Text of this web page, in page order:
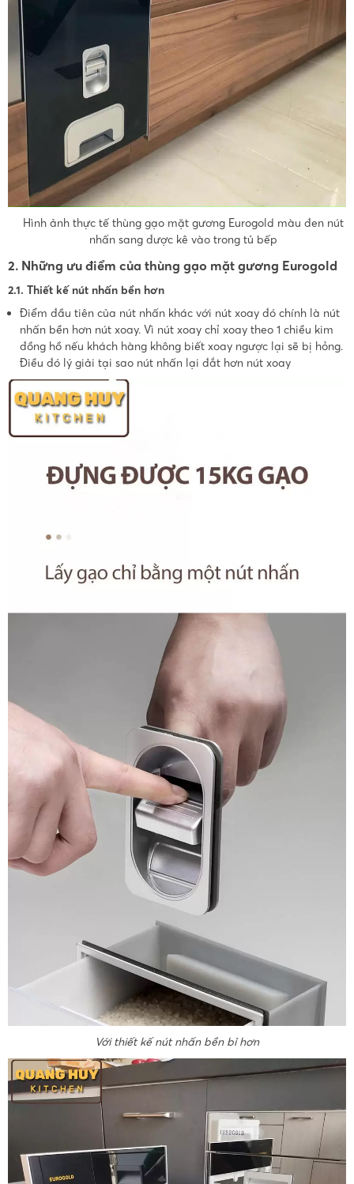
Hình ảnh thực tế thùng gạo mặt gương Eurogold màu đen nút
nhấn sang được kê vào trong tủ bếp
2. Những ưu điểm của thùng gạo mặt gương Eurogold
2.1. Thiết kế nút nhấn bền hơn
Điểm đầu tiên của nút nhấn khác với nút xoay đó chính là nút
nhấn bền hơn nút xoay. Vì nút xoay chỉ xoay theo 1 chiều kim
đồng hồ nếu khách hàng không biết xoay ngược lại sẽ bị hỏng.
Điều đó lý giải tại sao nút nhấn lại đắt hơn nút xoay
Với thiết kế nút nhấn bền bỉ hơn